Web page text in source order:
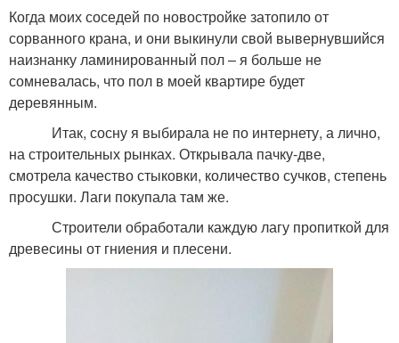
Когда моих соседей по новостройке затопило от
сорванного крана, и они выкинули свой вывернувшийся
наизнанку ламинированный пол – я больше не
сомневалась, что пол в моей квартире будет
деревянным.
Итак, сосну я выбирала не по интернету, а лично,
на строительных рынках. Открывала пачку-две,
смотрела качество стыковки, количество сучков, степень
просушки. Лаги покупала там же.
Строители обработали каждую лагу пропиткой для
древесины от гниения и плесени.